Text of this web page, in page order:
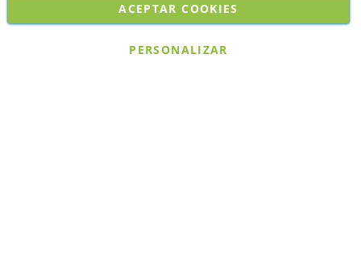
Copyright © 2026. All rights reserved. Powered byBobaly Partners.
ACEPTAR COOKIES
PERSONALIZAR